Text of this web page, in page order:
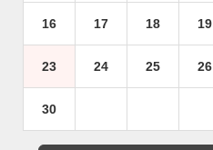
16 17 18 19
23 24 25 26
30